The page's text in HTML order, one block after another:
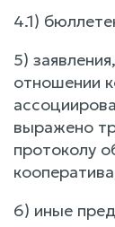
4.1)
5)
отношении
выражено
протоколу
6) иные